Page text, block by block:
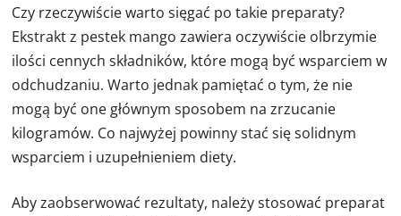
Czy rzeczywiście warto sięgać po takie preparaty?
Ekstrakt z pestek mango zawiera oczywiście olbrzymie
ilości cennych składników, które mogą być wsparciem w
odchudzaniu. Warto jednak pamiętać o tym, że nie
mogą być one głównym sposobem na zrzucanie
kilogramów. Co najwyżej powinny stać się solidnym
wsparciem i uzupełnieniem diety.
Aby zaobserwować rezultaty, należy stosować preparat